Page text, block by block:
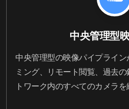
中央管理型
中央管理型の映像パイプライ
ミング、リモート閲覧、過去
トワーク内のすべてのカメラを